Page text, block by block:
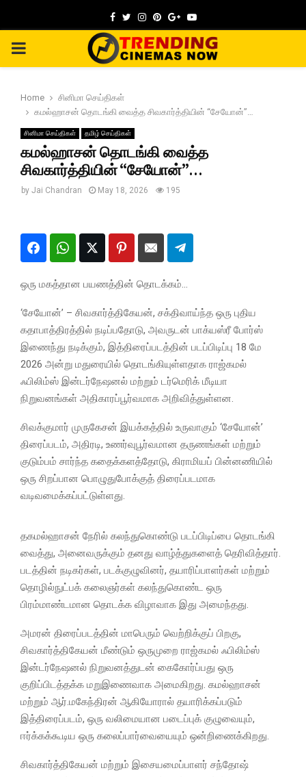
Facebook
TwitterInstagram
Pinterest
GoogleYoutube
PRIMARY
Home
சினிமா செய்திகள்
கமல்ஹாசன் தொடங்கி வைத்த சிவகார்த்தியின் “சேயோன்”…
சினிமா செய்திகள் தமிழ் செய்திகள்
கமல்ஹாசன் தொடங்கி வைத்த
சிவகார்த்தியின் “சேயோன்”…
by Jai Chandran May 18, 2026 195
ஒரு மகத்தான பயணத்தின் தொடக்கம்…
‘சேயோன்’ – சிவகார்த்திகேயன், சக்திவாய்ந்த ஒரு புதிய
கதாபாத்திரத்தில் நடிப்பதோடு, அவருடன் பாக்யஸ்ரீ போர்ஸ்
இணைந்து நடிக்கும், இத்திரைப்படத்தின் படப்பிடிப்பு 18 மே
2026 அன்று மதுரையில் தொடங்கியுள்ளதாக ராஜ்கமல்
ஃபிலிம்ஸ் இன்டர்நேஷனல் மற்றும் டர்மெரிக் மீடியா
நிறுவனங்கள் அதிகாரப்பூர்வமாக அறிவித்துள்ளன.
சிவக்குமார் முருகேசன் இயக்கத்தில் உருவாகும் ‘சேயோன்’
திரைப்படம், அதிரடி, உணர்வுபூர்வமான தருணங்கள் மற்றும்
குடும்பம் சார்ந்த கதைக்களத்தோடு, கிராமியப் பின்னணியில்
ஒரு சிறப்பான பொழுதுபோக்குத் திரைப்படமாக
வடிவமைக்கப்பட்டுள்ளது.
தகமல்ஹாசன் நேரில் கலந்துகொண்டு படப்பிடிப்பை தொடங்கி
வைத்து, அனைவருக்கும் தனது வாழ்த்துகளைத் தெரிவித்தார்.
படத்தின் நடிகர்கள், படக்குழுவினர், தயாரிப்பாளர்கள் மற்றும்
தொழில்நுட்பக் கலைஞர்கள் கலந்துகொண்ட ஒரு
பிரம்மாண்டமான தொடக்க விழாவாக இது அமைந்தது.
அமரன் திரைப்படத்தின் மாபெரும் வெற்றிக்குப் பிறகு,
சிவகார்த்திகேயன் மீண்டும் ஒருமுறை ராஜ்கமல் ஃபிலிம்ஸ்
இன்டர்நேஷனல் நிறுவனத்துடன் கைகோர்ப்பது ஒரு
குறிப்பிடத்தக்க மறுஇணைவாக அமைகிறது. கமல்ஹாசன்
மற்றும் ஆர்.மகேந்திரன் ஆகியோரால் தயாரிக்கப்படும்
இத்திரைப்படம், ஒரு வலிமையான படைப்புக் குழுவையும்,
ஈர்க்கக்கூடிய ஒரு கலைப்பார்வையையும் ஒன்றிணைக்கிறது.
சிவகார்த்திகேயன் மற்றும் இசையமைப்பாளர் சந்தோஷ்